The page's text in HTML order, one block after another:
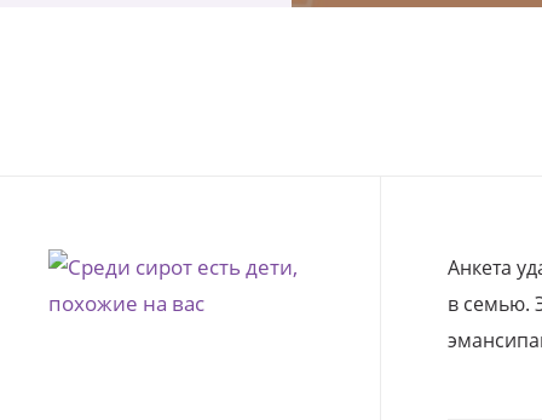
Анкета
в семью.